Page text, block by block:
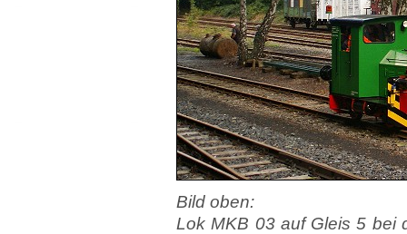
Bild oben:
Lok MKB 03 auf Gleis 5 bei